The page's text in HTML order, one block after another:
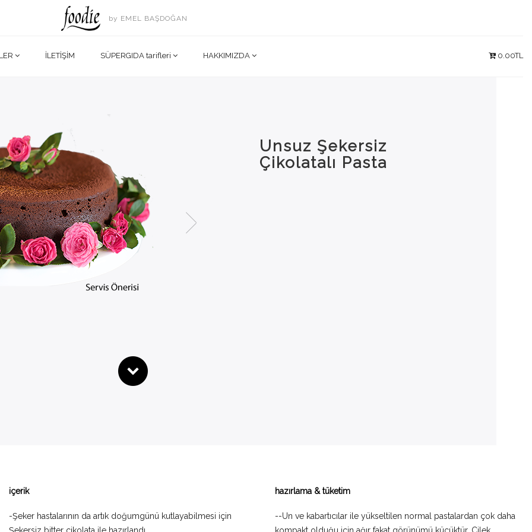
by EMEL BAŞDOĞAN
İLETİŞİM SÜPERGIDA tarifleri HAKKIMIZDA 0.00TL
Unsuz Şekersiz
Çikolatalı Pasta
içerik
-Şeker hastalarının da artık doğumgünü kutlayabilmesi için
hazırlama & tüketim
--Un ve kabartıcılar ile yükseltilen normal pastalardan çok daha